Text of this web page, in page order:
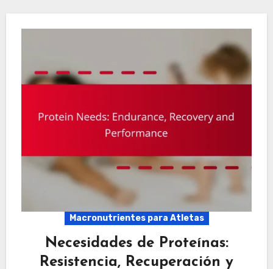
Macronutrientes para Atletas
Necesidades de Proteínas:
Resistencia, Recuperación y